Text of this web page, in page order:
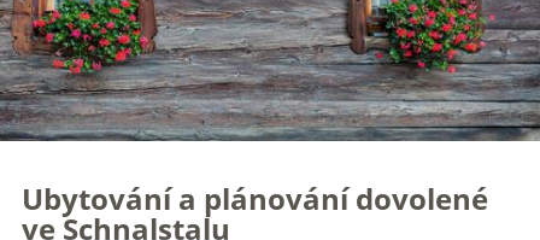
Ubytování a plánování dovolené
ve Schnalstalu